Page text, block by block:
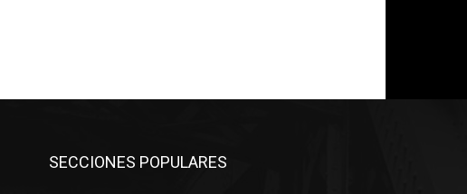
SECCIONES POPULARES